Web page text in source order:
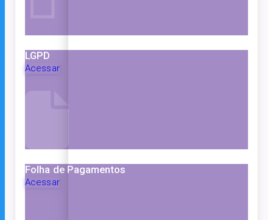
LGPD
Acessar
Folha de Pagamentos
Acessar